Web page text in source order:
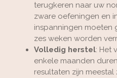
terugkeren naar uw
zware oefeningen en
inspanningen moeten
zes weken worden
Volledig herstel: Het
enkele maanden
resultaten zijn